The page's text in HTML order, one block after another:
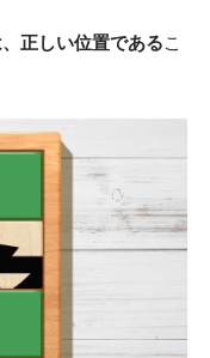
正しい位置であるこ